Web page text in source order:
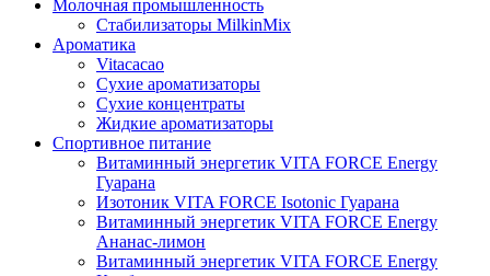
Молочная промышленность
Стабилизаторы MilkinMix
Ароматика
Vitacacao
Сухие ароматизаторы
Сухие концентраты
Жидкие ароматизаторы
Спортивное питание
Витаминный энергетик VITA FORCE Energy
Гуарана
Изотоник VITA FORCE Isotonic Гуарана
Витаминный энергетик VITA FORCE Energy
Ананас-лимон
Витаминный энергетик VITA FORCE Energy